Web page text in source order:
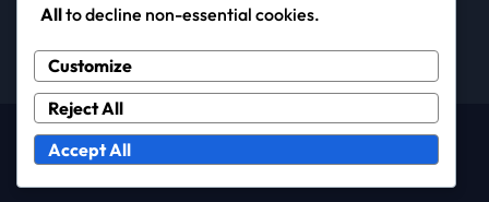
Copyright © All rights reserved
by
Themeansar.
Allto decline non-essential cookies.
Customize
Reject All
Accept All